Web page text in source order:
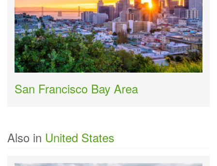
San Francisco Bay Area
Also in United States